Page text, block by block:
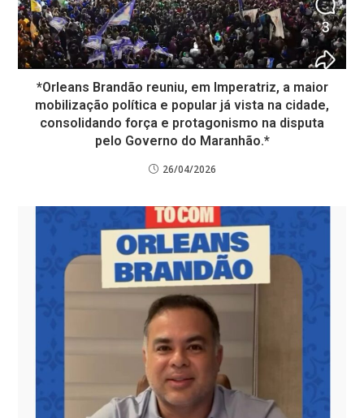
*Orleans Brandão reuniu, em Imperatriz, a maior
mobilização política e popular já vista na cidade,
consolidando força e protagonismo na disputa
pelo Governo do Maranhão.*
26/04/2026